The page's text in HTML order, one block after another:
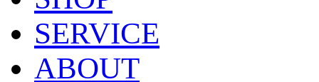
SERVICE
ABOUT